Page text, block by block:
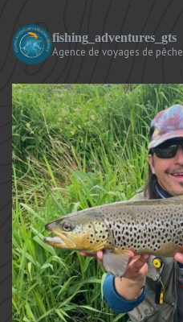
fishing_adventures_gts
Agence de voyages de pêche